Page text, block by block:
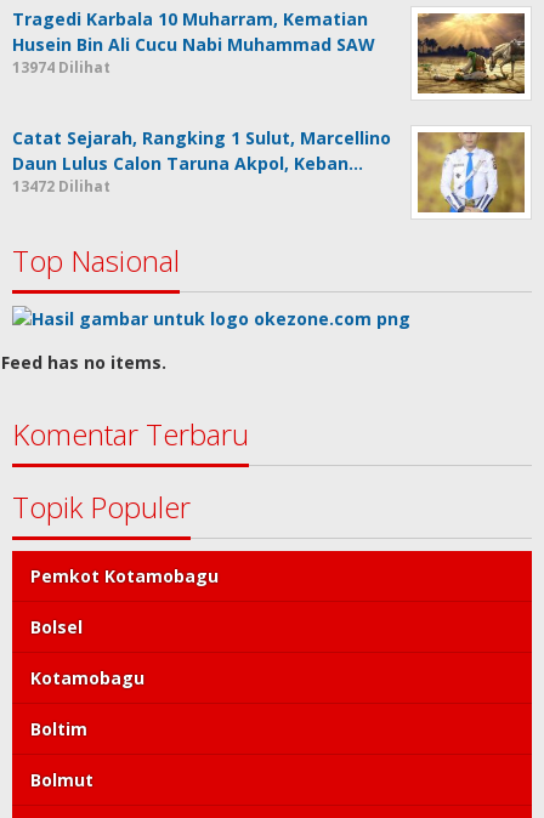
Tragedi Karbala 10 Muharram, Kematian
Husein Bin Ali Cucu Nabi Muhammad SAW
13974 Dilihat
Catat Sejarah, Rangking 1 Sulut, Marcellino
Daun Lulus Calon Taruna Akpol, Keban…
13472 Dilihat
Top Nasional
Feed has no items.
Komentar Terbaru
Topik Populer
Pemkot Kotamobagu
Bolsel
Kotamobagu
Boltim
Bolmut